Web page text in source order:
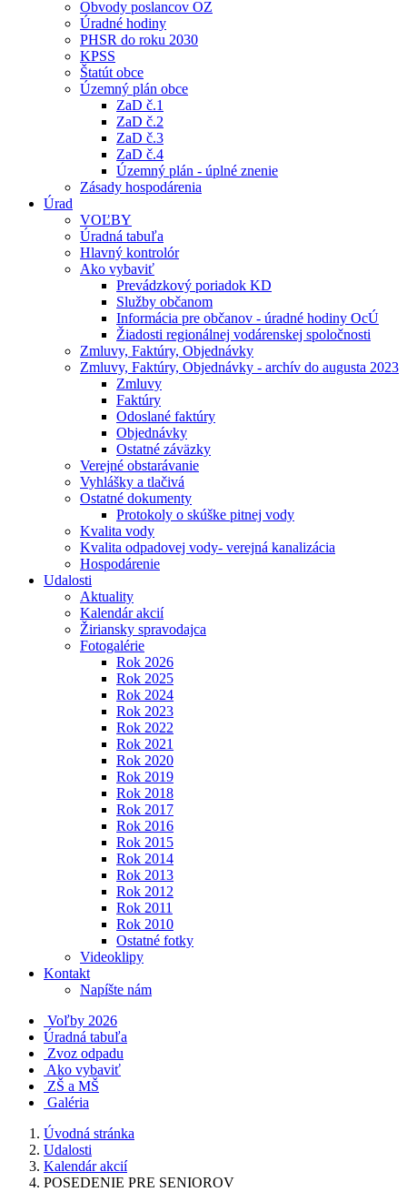
Obvody poslancov OZ
Úradné hodiny
PHSR do roku 2030
KPSS
Štatút obce
Územný plán obce
ZaD č.1
ZaD č.2
ZaD č.3
ZaD č.4
Územný plán - úplné znenie
Zásady hospodárenia
Úrad
VOĽBY
Úradná tabuľa
Hlavný kontrolór
Ako vybaviť
Prevádzkový poriadok KD
Služby občanom
Informácia pre občanov - úradné hodiny OcÚ
Žiadosti regionálnej vodárenskej spoločnosti
Zmluvy, Faktúry, Objednávky
Zmluvy, Faktúry, Objednávky - archív do augusta 2023
Zmluvy
Faktúry
Odoslané faktúry
Objednávky
Ostatné záväzky
Verejné obstarávanie
Vyhlášky a tlačivá
Ostatné dokumenty
Protokoly o skúške pitnej vody
Kvalita vody
Kvalita odpadovej vody- verejná kanalizácia
Hospodárenie
Udalosti
Aktuality
Kalendár akcií
Žiriansky spravodajca
Fotogalérie
Rok 2026
Rok 2025
Rok 2024
Rok 2023
Rok 2022
Rok 2021
Rok 2020
Rok 2019
Rok 2018
Rok 2017
Rok 2016
Rok 2015
Rok 2014
Rok 2013
Rok 2012
Rok 2011
Rok 2010
Ostatné fotky
Videoklipy
Kontakt
Napíšte nám
Voľby 2026
Úradná tabuľa
Zvoz odpadu
Ako vybaviť
ZŠ a MŠ
Galéria
Úvodná stránka
Udalosti
Kalendár akcií
POSEDENIE PRE SENIOROV